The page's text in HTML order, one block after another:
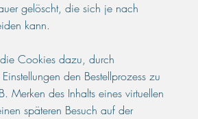
gelöscht, die sich je nach
kann.
Cookies dazu, durch
den Bestellprozess zu
Merken des Inhalts eines virtuellen
späteren Besuch auf der